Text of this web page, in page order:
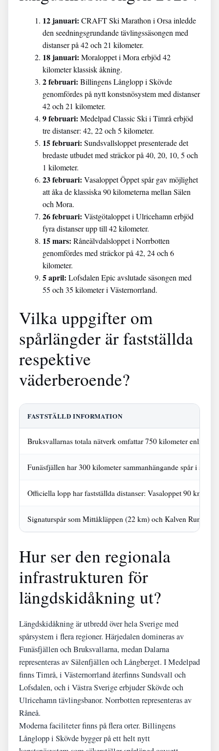
12 januari: CRAFT Ski Marathon i Orsa inledde
den seedningsgrundande tävlingssäsongen med
distanser på 42 och 21 kilometer.
18 januari: Moraloppet i Mora erbjöd 42
kilometer klassisk åkning.
2 februari: Billingens Långlopp i Skövde
genomfördes på nytt konstsnösystem med distanser
42 och 21 kilometer.
9 februari: Medelpad Classic Ski i Timrå erbjöd
tre distanser: 42, 22 och 5 kilometer.
15 februari: Sundsvallsloppet presenterade det
bredaste utbudet med sträckor på 40, 20, 10, 5 och
1 kilometer.
23 februari: Vasaloppet Öppet spår gav möjlighet
att åka de klassiska 90 kilometerna mellan Sälen
och Mora.
26 februari: Västgötaloppet i Ulricehamn erbjöd
fyra distanser upp till 42 kilometer.
15 mars: Råneälvdalsloppet i Norrbotten
genomfördes med sträckor på 42, 24 och 6
kilometer.
5 april: Lofsdalen Epic avslutade säsongen med
55 och 35 kilometer i Västernorrland.
Vilka uppgifter om
spårlängder är fastställda
respektive
väderberoende?
FASTSTÄLLD INFORMATION
Bruksvallarnas totala nätverk omfattar 750 kilometer enligt
Funäsfjällen har 300 kilometer sammanhängande spår i
Officiella lopp har fastställda distanser: Vasaloppet 90 km,
Signaturspår som Mittåkläppen (22 km) och Kalven Runt (12
Hur ser den regionala
infrastrukturen för
längdskidåkning ut?
Längdskidåkning är utbredd över hela Sverige med
spårsystem i flera regioner. Härjedalen domineras av
Funäsfjällen och Bruksvallarna, medan Dalarna
representeras av Sälenfjällen och Långberget. I Medelpad
finns Timrå, i Västernorrland återfinns Sundsvall och
Lofsdalen, och i Västra Sverige erbjuder Skövde och
Ulricehamn tävlingsbanor. Norrbotten representeras av
Råneå.
Moderna faciliteter finns på flera orter. Billingens
Långlopp i Skövde bygger på ett helt nytt